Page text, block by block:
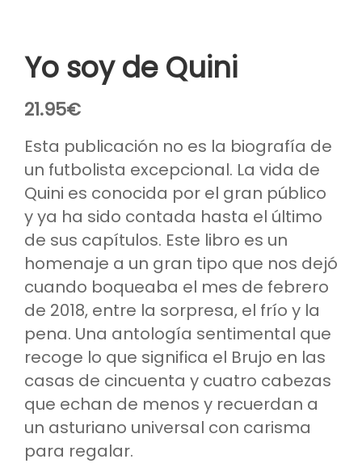
Yo soy de Quini
21.95€
Esta publicación no es la biografía de
un futbolista excepcional. La vida de
Quini es conocida por el gran público
y ya ha sido contada hasta el último
de sus capítulos. Este libro es un
homenaje a un gran tipo que nos dejó
cuando boqueaba el mes de febrero
de 2018, entre la sorpresa, el frío y la
pena. Una antología sentimental que
recoge lo que significa el Brujo en las
casas de cincuenta y cuatro cabezas
que echan de menos y recuerdan a
un asturiano universal con carisma
para regalar.